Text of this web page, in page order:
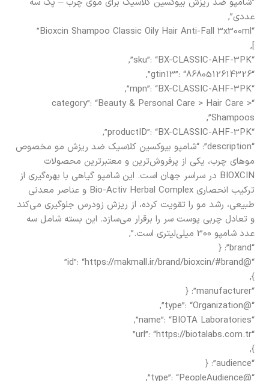
عددی”,
“Bioxcin Shampoo Classic Oily Hair Anti-Fall 3x300ml”
],
“sku”: “BX-CLASSIC-AHF-3PK”,
“gtin13”: “8680512614326”,
“mpn”: “BX-CLASSIC-AHF-3PK”,
“category”: “Beauty & Personal Care > Hair Care >
Shampoos”,
“productID”: “BX-CLASSIC-AHF-3PK”,
“description”: “شامپو بیوکسین کلاسیک ضد ریزش مو مخصوص
موهای چرب، یکی از پرفروش‌ترین و معتبرترین محصولات
BIOXCIN در سراسر جهان است. این شامپو گیاهی با بهره‌گیری از
ترکیب انحصاری Bio-Activ Herbal Complex و عناصر معدنی
طبیعی، رشد مو را تقویت کرده، از ریزش زودرس جلوگیری می‌کند
و تعادل چربی پوست سر را برقرار می‌سازد. این بسته شامل سه
عدد شامپو 300 میلی‌لیتری است.”,
“brand”: {
“@id”: “https://makmall.ir/brand/bioxcin/#brand”
},
“manufacturer”: {
“@type”: “Organization”,
“name”: “BIOTA Laboratories”,
“url”: “https://biotalabs.com.tr”
},
“audience”: {
“@type”: “PeopleAudience”,